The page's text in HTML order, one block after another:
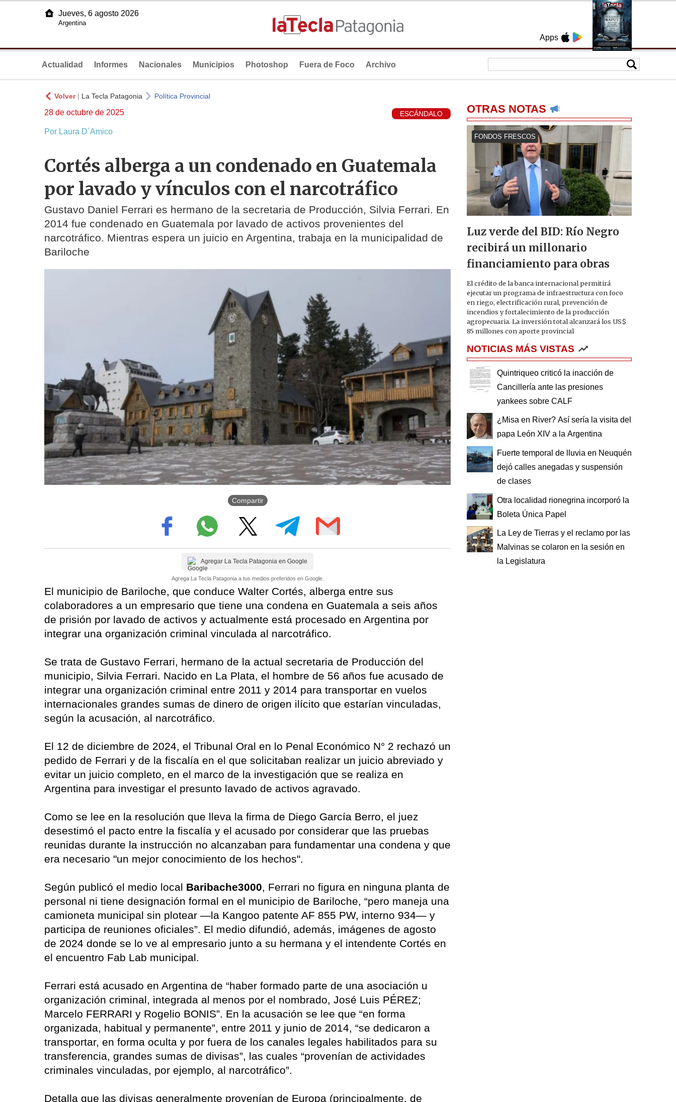
Apps
Jueves, 6 agosto 2026
Argentina
Actualidad Informes Nacionales Municipios Photoshop Fuera de Foco Archivo
Volver| La Tecla Patagonia Política Provincial
28 de octubre de 2025 ESCÁNDALO
Por Laura D´Amico
Cortés alberga a un condenado en Guatemala
por lavado y vínculos con el narcotráfico
Gustavo Daniel Ferrari es hermano de la secretaria de Producción, Silvia Ferrari. En
2014 fue condenado en Guatemala por lavado de activos provenientes del
narcotráfico. Mientras espera un juicio en Argentina, trabaja en la municipalidad de
Bariloche
Compartir
Agregar La Tecla Patagonia en Google
Agrega La Tecla Patagonia a tus medios preferidos en Google.
El municipio de Bariloche, que conduce Walter Cortés, alberga entre sus
colaboradores a un empresario que tiene una condena en Guatemala a seis años
de prisión por lavado de activos y actualmente está procesado en Argentina por
integrar una organización criminal vinculada al narcotráfico.
Se trata de Gustavo Ferrari, hermano de la actual secretaria de Producción del
municipio, Silvia Ferrari. Nacido en La Plata, el hombre de 56 años fue acusado de
integrar una organización criminal entre 2011 y 2014 para transportar en vuelos
internacionales grandes sumas de dinero de origen ilícito que estarían vinculadas,
según la acusación, al narcotráfico.
El 12 de diciembre de 2024, el Tribunal Oral en lo Penal Económico N° 2 rechazó un
pedido de Ferrari y de la fiscalía en el que solicitaban realizar un juicio abreviado y
evitar un juicio completo, en el marco de la investigación que se realiza en
Argentina para investigar el presunto lavado de activos agravado.
Como se lee en la resolución que lleva la firma de Diego García Berro, el juez
desestimó el pacto entre la fiscalía y el acusado por considerar que las pruebas
reunidas durante la instrucción no alcanzaban para fundamentar una condena y que
era necesario "un mejor conocimiento de los hechos".
Según publicó el medio local Baribache3000, Ferrari no figura en ninguna planta de
personal ni tiene designación formal en el municipio de Bariloche, “pero maneja una
camioneta municipal sin plotear —la Kangoo patente AF 855 PW, interno 934— y
participa de reuniones oficiales”. El medio difundió, además, imágenes de agosto
de 2024 donde se lo ve al empresario junto a su hermana y el intendente Cortés en
el encuentro Fab Lab municipal.
Ferrari está acusado en Argentina de “haber formado parte de una asociación u
organización criminal, integrada al menos por el nombrado, José Luis PÉREZ;
Marcelo FERRARI y Rogelio BONIS”. En la acusación se lee que “en forma
organizada, habitual y permanente”, entre 2011 y junio de 2014, “se dedicaron a
transportar, en forma oculta y por fuera de los canales legales habilitados para su
transferencia, grandes sumas de divisas”, las cuales “provenían de actividades
criminales vinculadas, por ejemplo, al narcotráfico”.
Detalla que las divisas generalmente provenían de Europa (principalmente, de
OTRAS NOTAS
FONDOS FRESCOS
Luz verde del BID: Río Negro
recibirá un millonario
financiamiento para obras
El crédito de la banca internacional permitirá
ejecutar un programa de infraestructura con foco
en riego, electrificación rural, prevención de
incendios y fortalecimiento de la producción
agropecuaria. La inversión total alcanzará los US$
85 millones con aporte provincial
NOTICIAS MÁS VISTAS
Quintriqueo criticó la inacción de
Cancillería ante las presiones
yankees sobre CALF
¿Misa en River? Así sería la visita del
papa León XIV a la Argentina
Fuerte temporal de lluvia en Neuquén
dejó calles anegadas y suspensión
de clases
Otra localidad rionegrina incorporó la
Boleta Única Papel
La Ley de Tierras y el reclamo por las
Malvinas se colaron en la sesión en
la Legislatura